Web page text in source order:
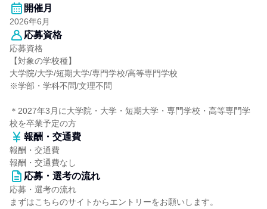
開催月
2026年6月
応募資格
応募資格
【対象の学校種】
大学院/大学/短期大学/専門学校/高等専門学校
※学部・学科不問/文理不問
＊2027年3月に大学院・大学・短期大学・専門学校・高等専門学
校を卒業予定の方
報酬・交通費
報酬・交通費
報酬・交通費なし
応募・選考の流れ
応募・選考の流れ
まずはこちらのサイトからエントリーをお願いします。